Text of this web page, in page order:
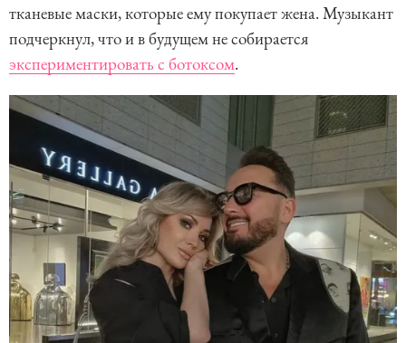
тканевые маски, которые ему покупает жена. Музыкант
подчеркнул, что и в будущем не собирается
экспериментировать с ботоксом.